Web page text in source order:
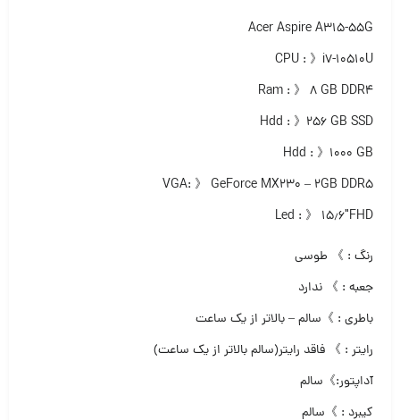
Acer Aspire A315-55G
CPU : 》i7-10510U
Ram : 》 ۸ GB DDR4
Hdd : 》۲۵۶ GB SSD
Hdd : 》۱۰۰۰ GB
VGA: 》 GeForce MX230 – 2GB DDR5
Led : 》 ۱۵٫۶″FHD
رنگ : 》 طوسی
جعبه : 》 ندارد
باطری : 》سالم – بالاتر از یک ساعت
رایتر : 》 فاقد رایتر(سالم بالاتر از یک ساعت)
آداپتور:》سالم
کیبرد : 》سالم